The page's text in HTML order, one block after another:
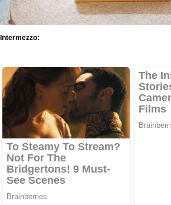
Intermezzo: